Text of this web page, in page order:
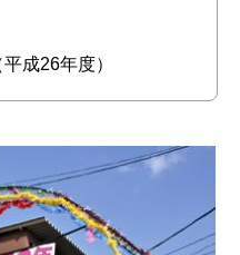
成26年度）